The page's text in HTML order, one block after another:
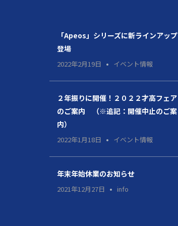
「Apeos」シリーズに新ラインアップ
登場
2022年2月19日 イベント情報
２年振りに開催！２０２２才高フェア
のご案内 （※追記：開催中止のご案
内）
2022年1月18日 イベント情報
年末年始休業のお知らせ
2021年12月27日 info